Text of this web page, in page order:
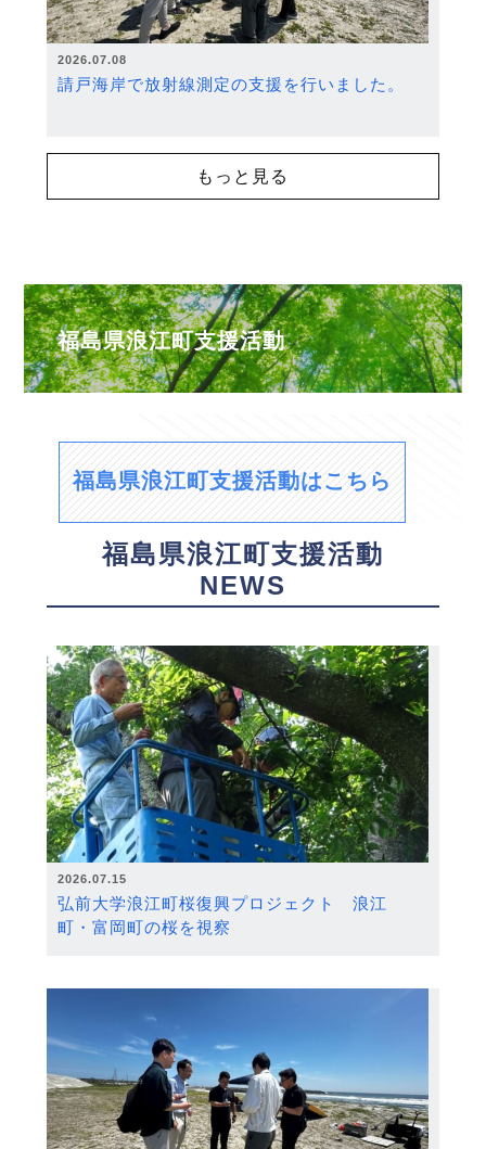
2026.07.08
請戸海岸で放射線測定の支援を行いました。
もっと見る
福島県浪江町支援活動
福島県浪江町支援活動はこちら
福島県浪江町支援活動
NEWS
2026.07.15
弘前大学浪江町桜復興プロジェクト 浪江
町・富岡町の桜を視察